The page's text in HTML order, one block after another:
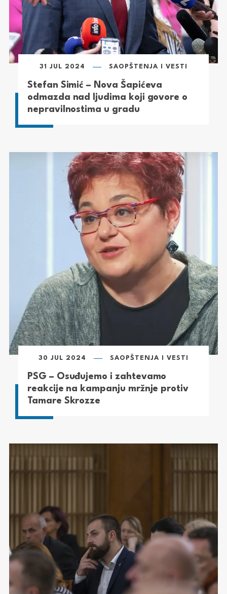
31 JUL 2024 SAOPŠTENJA I VESTI
Stefan Simić – Nova Šapićeva
odmazda nad ljudima koji govore o
nepravilnostima u gradu
30 JUL 2024 SAOPŠTENJA I VESTI
PSG – Osuđujemo i zahtevamo
reakcije na kampanju mržnje protiv
Tamare Skrozze